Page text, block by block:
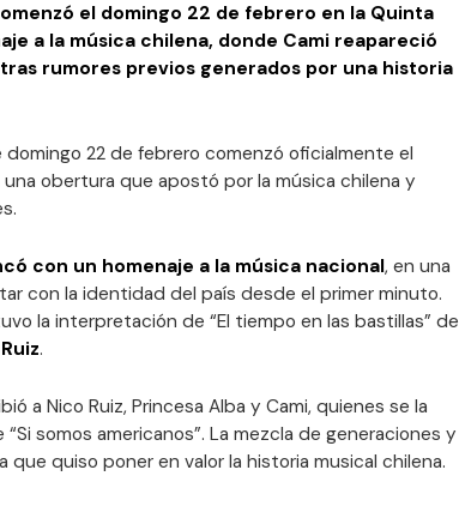
el domingo 22 de febrero en la Quinta
a la música chilena, donde Cami reapareció
rumores previos generados por una historia
domingo 22 de febrero comenzó oficialmente el
obertura que apostó por la música chilena y
con un homenaje a la música nacional, en una
con la identidad del país desde el primer minuto.
la interpretación de “El tiempo en las bastillas” de
.
a Nico Ruiz, Princesa Alba y Cami, quienes se la
somos americanos”. La mezcla de generaciones y
quiso poner en valor la historia musical chilena.